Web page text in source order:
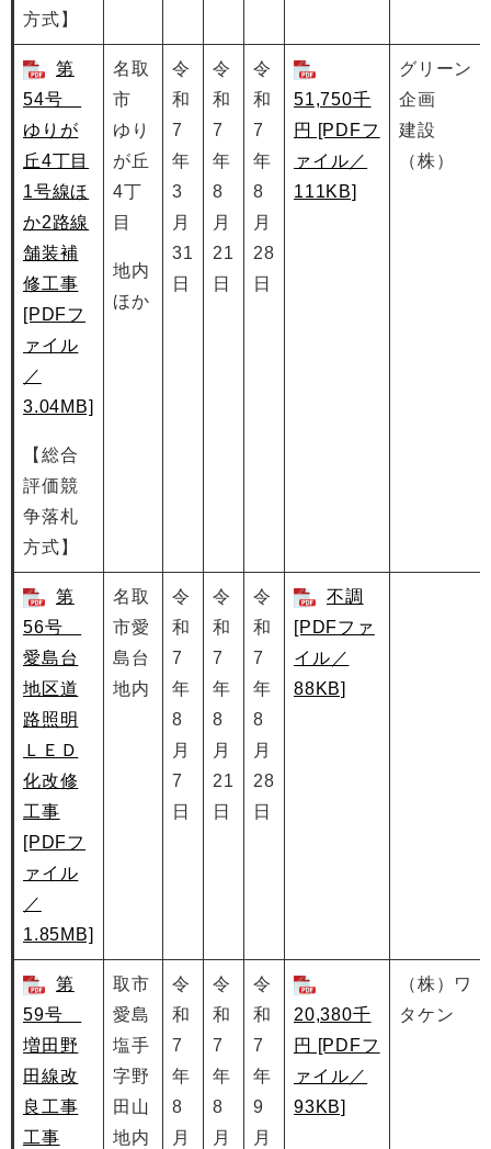
方式】
第
54号
ゆりが
丘4丁目
1号線ほ
か2路線
舗装補
修工事
[PDFフ
ァイル
／
3.04MB]
【総合
評価競
争落札
方式】
名取
市
ゆり
が丘
4丁
目
地内
ほか
令
和
7
年
3
月
31
日
令
和
7
年
8
月
21
日
令
和
7
年
8
月
28
日
51,750千
円 [PDFフ
ァイル／
111KB]
グリーン
企画
建設
（株）
第
56号
愛島台
地区道
路照明
ＬＥＤ
化改修
工事
[PDFフ
ァイル
／
1.85MB]
名取
市愛
島台
地内
令
和
7
年
8
月
7
日
令
和
7
年
8
月
21
日
令
和
7
年
8
月
28
日
不調
[PDFファ
イル／
88KB]
第
59号
増田野
田線改
良工事
工事
取市
愛島
塩手
字野
田山
地内
令
和
7
年
8
月
令
和
7
年
8
月
令
和
7
年
9
月
20,380千
円 [PDFフ
ァイル／
93KB]
（株）ワ
タケン